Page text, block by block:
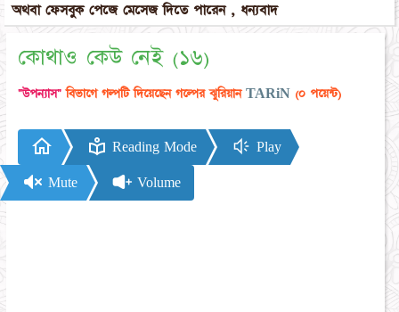
অথবা ফেসবুক পেজে মেসেজ দিতে পারেন , ধন্যবাদ
কোথাও কেউ নেই (১৬)
"উপন্যাস" বিভাগে গল্পটি দিয়েছেন গল্পের ঝুরিয়ান TARiN (০ পয়েন্ট)
Reading Mode Play
Mute Volume